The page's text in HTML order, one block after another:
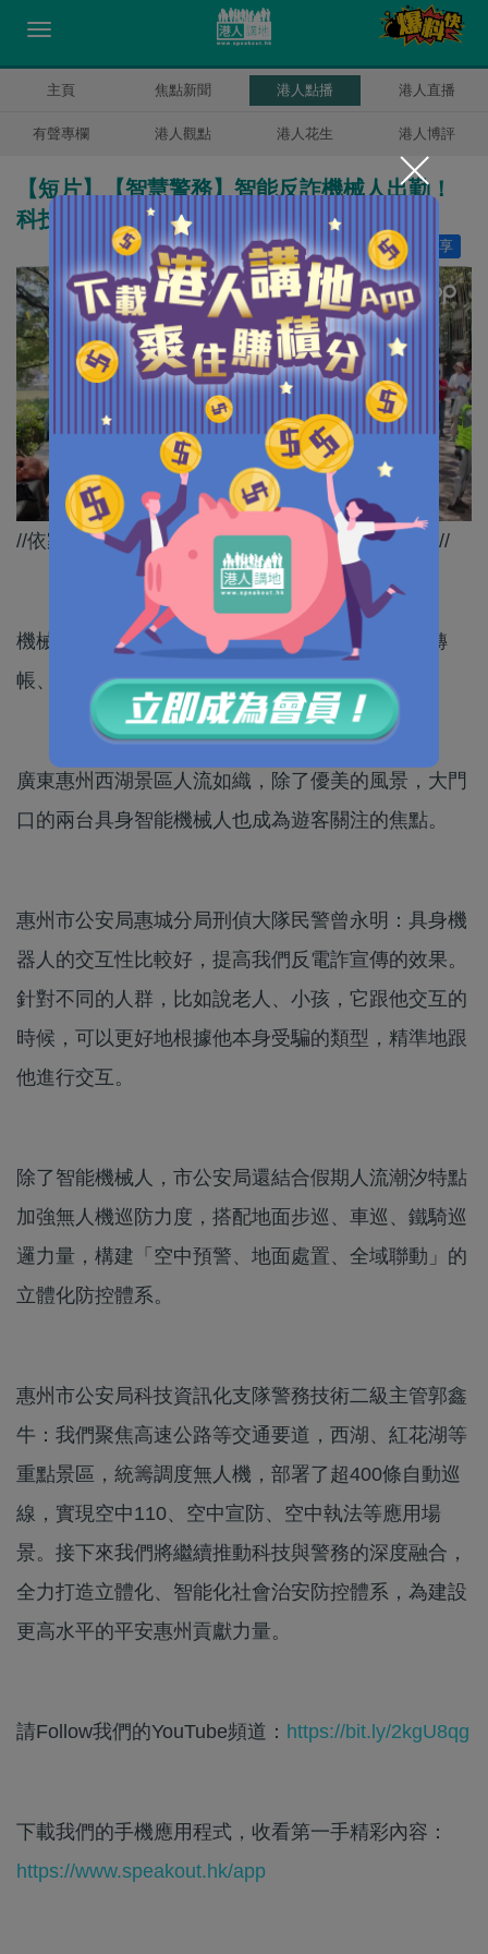
主頁 焦點新聞 港人點播 港人直播
有聲專欄 港人觀點 港人花生 港人博評
【短片】【智慧警務】智能反詐機械人出勤！
科技築牢立體化治安防控
分享
讚好 6
//依家咁多詐騙案，智能反詐機械人當然唔少得！//
機械人：我是公安反詐智能機器人，凡是讓你先轉
帳、要驗證碼、交保證金等，一律都是詐騙。
廣東惠州西湖景區人流如織，除了優美的風景，大門
口的兩台具身智能機械人也成為遊客關注的焦點。
惠州市公安局惠城分局刑偵大隊民警曾永明：具身機
器人的交互性比較好，提高我們反電詐宣傳的效果。
針對不同的人群，比如說老人、小孩，它跟他交互的
時候，可以更好地根據他本身受騙的類型，精準地跟
他進行交互。
除了智能機械人，市公安局還結合假期人流潮汐特點
加強無人機巡防力度，搭配地面步巡、車巡、鐵騎巡
邏力量，構建「空中預警、地面處置、全域聯動」的
立體化防控體系。
惠州市公安局科技資訊化支隊警務技術二級主管郭鑫
牛：我們聚焦高速公路等交通要道，西湖、紅花湖等
重點景區，統籌調度無人機，部署了超400條自動巡
線，實現空中110、空中宣防、空中執法等應用場
景。接下來我們將繼續推動科技與警務的深度融合，
全力打造立體化、智能化社會治安防控體系，為建設
更高水平的平安惠州貢獻力量。
請Follow我們的YouTube頻道： https://bit.ly/2kgU8qg
下載我們的手機應用程式，收看第一手精彩內容：
https://www.speakout.hk/app